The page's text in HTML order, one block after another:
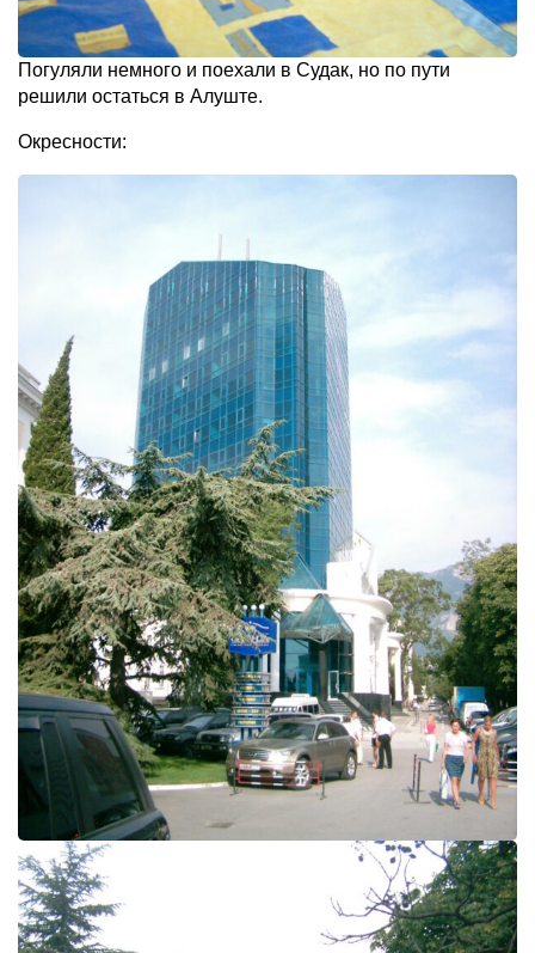
Погуляли немного и поехали в Судак, но по пути
решили остаться в Алуште.
Окресности: